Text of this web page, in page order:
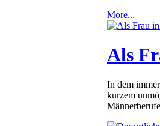
More...
Als
In dem
kurzem